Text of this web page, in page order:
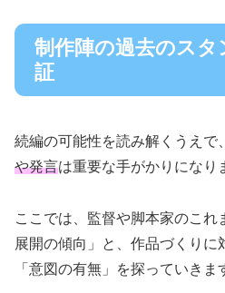
制作陣の過去のス
証
続編の可能性を読み解くうえで、
や発言は重要な手がかりになり
ここでは、監督や脚本家のこ
展開の傾向」と、作品づくりに
「意図の有無」を探っていきま